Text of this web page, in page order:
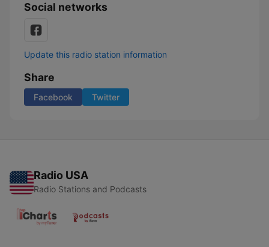
Social networks
Update this radio station information
Share
Facebook Twitter
Radio USA
Radio Stations and Podcasts